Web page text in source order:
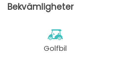
Bekvämligheter
Golfbil